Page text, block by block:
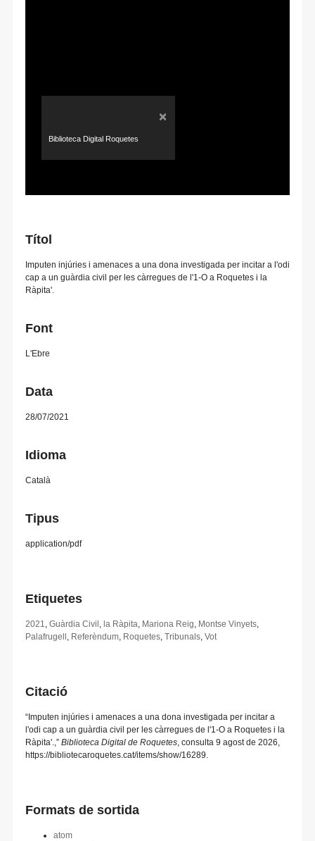
×
Biblioteca Digital Roquetes
Títol
Imputen injúries i amenaces a una dona investigada per incitar a l'odi
cap a un guàrdia civil per les càrregues de l'1-O a Roquetes i la
Ràpita'.
Font
L'Ebre
Data
28/07/2021
Idioma
Català
Tipus
application/pdf
Etiquetes
2021 Guàrdia Civil la Ràpita Mariona Reig Montse Vinyets
Palafrugell Referèndum Roquetes Tribunals Vot
Citació
“Imputen injúries i amenaces a una dona investigada per incitar a
l'odi cap a un guàrdia civil per les càrregues de l'1-O a Roquetes i la
Ràpita'.,” Biblioteca Digital de Roquetes , consulta 9 agost de 2026,
https://bibliotecaroquetes.cat/items/show/16289
Formats de sortida
atom